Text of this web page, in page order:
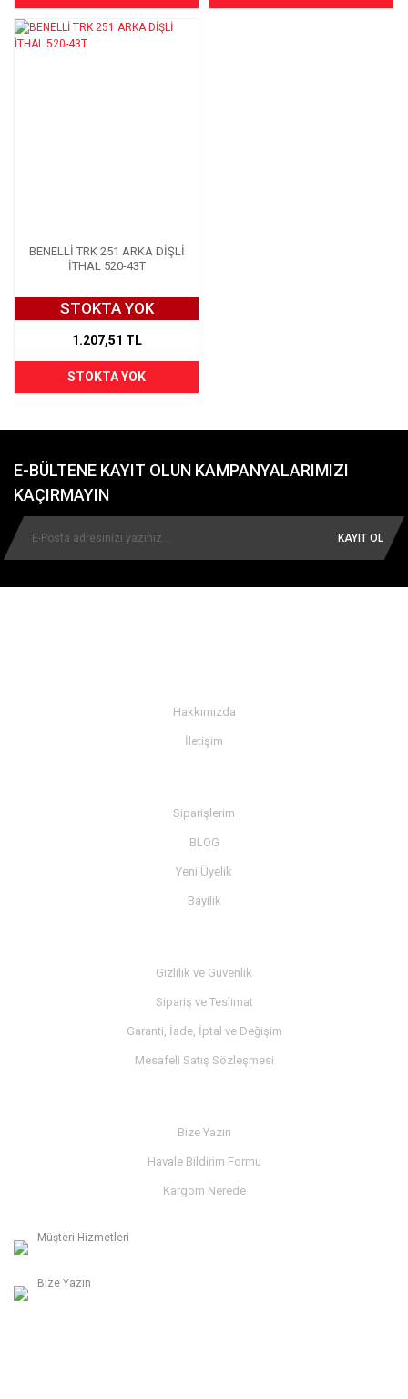
BENELLİ TRK 251 ARKA DİŞLİ
İTHAL 520-43T
STOKTA YOK
1.207,51 TL
STOKTA YOK
E-BÜLTENE KAYIT OLUN KAMPANYALARIMIZI
KAÇIRMAYIN
KAYIT OL
Hakkımızda
İletişim
Siparişlerim
BLOG
Yeni Üyelik
Bayilik
Gizlilik ve Güvenlik
Sipariş ve Teslimat
Garanti, İade, İptal ve Değişim
Mesafeli Satış Sözleşmesi
Bize Yazın
Havale Bildirim Formu
Kargom Nerede
Müşteri Hizmetleri
Bize Yazın